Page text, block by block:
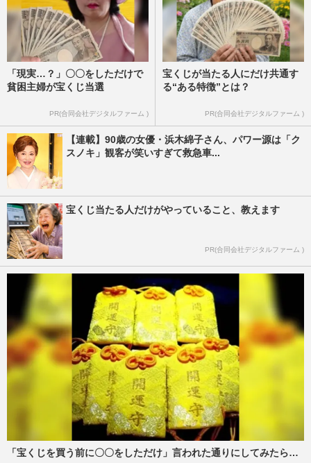
「現実…？」〇〇をしただけで
貧困主婦が宝くじ当選
PR(合同会社デジタルファーム )
宝くじが当たる人にだけ共通す
る“ある特徴”とは？
PR(合同会社デジタルファーム )
【連載】90歳の女優・浜木綿子さん、パワー源は「ク
スノキ」観客が笑いすぎて救急車...
宝くじ当たる人だけがやっていること、教えます
PR(合同会社デジタルファーム )
「宝くじを買う前に〇〇をしただけ」言われた通りにしてみたら…